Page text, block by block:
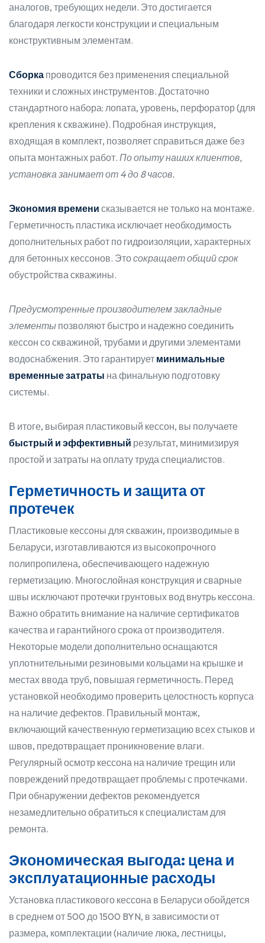
аналогов, требующих недели. Это достигается
благодаря легкости конструкции и специальным
конструктивным элементам.
Сборка проводится без применения специальной
техники и сложных инструментов. Достаточно
стандартного набора: лопата, уровень, перфоратор (для
крепления к скважине). Подробная инструкция,
входящая в комплект, позволяет справиться даже без
опыта монтажных работ. По опыту наших клиентов,
установка занимает от 4 до 8 часов.
Экономия времени сказывается не только на монтаже.
Герметичность пластика исключает необходимость
дополнительных работ по гидроизоляции, характерных
для бетонных кессонов. Этосокращает общий срок
обустройства скважины.
Предусмотренные производителем закладные
элементы позволяют быстро и надежно соединить
кессон со скважиной, трубами и другими элементами
водоснабжения. Это гарантирует минимальные
временные затраты на финальную подготовку
системы.
В итоге, выбирая пластиковый кессон, вы получаете
быстрый и эффективный результат, минимизируя
простой и затраты на оплату труда специалистов.
Герметичность и защита от
протечек
Пластиковые кессоны для скважин, производимые в
Беларуси, изготавливаются из высокопрочного
полипропилена, обеспечивающего надежную
герметизацию. Многослойная конструкция и сварные
швы исключают протечки грунтовых вод внутрь кессона.
Важно обратить внимание на наличие сертификатов
качества и гарантийного срока от производителя.
Некоторые модели дополнительно оснащаются
уплотнительными резиновыми кольцами на крышке и
местах ввода труб, повышая герметичность. Перед
установкой необходимо проверить целостность корпуса
на наличие дефектов. Правильный монтаж,
включающий качественную герметизацию всех стыков и
швов, предотвращает проникновение влаги.
Регулярный осмотр кессона на наличие трещин или
повреждений предотвращает проблемы с протечками.
При обнаружении дефектов рекомендуется
незамедлительно обратиться к специалистам для
ремонта.
Экономическая выгода: цена и
эксплуатационные расходы
Установка пластикового кессона в Беларуси обойдется
в среднем от 500 до 1500 BYN, в зависимости от
размера, комплектации (наличие люка, лестницы,